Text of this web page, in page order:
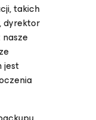
takich
dyrektor
jest